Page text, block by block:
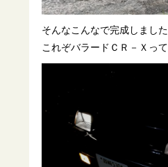
そんなこんなで完成しました
これぞバラードＣＲ－Ｘっ